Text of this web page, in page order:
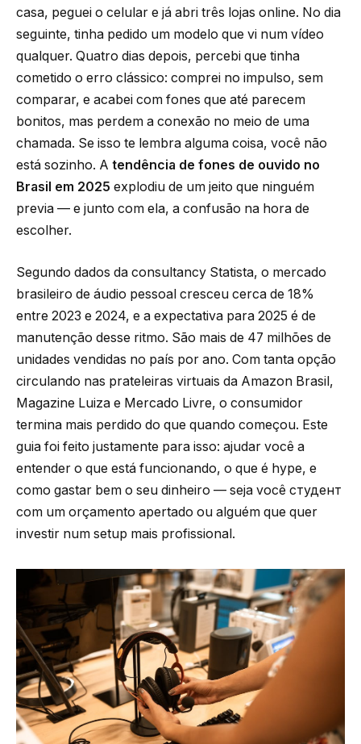
casa, peguei o celular e já abri três lojas online. No dia
seguinte, tinha pedido um modelo que vi num vídeo
qualquer. Quatro dias depois, percebi que tinha
cometido o erro clássico: comprei no impulso, sem
comparar, e acabei com fones que até parecem
bonitos, mas perdem a conexão no meio de uma
chamada. Se isso te lembra alguma coisa, você não
está sozinho. A tendência de fones de ouvido no
Brasil em 2025 explodiu de um jeito que ninguém
previa — e junto com ela, a confusão na hora de
escolher.
Segundo dados da consultancy Statista, o mercado
brasileiro de áudio pessoal cresceu cerca de 18%
entre 2023 e 2024, e a expectativa para 2025 é de
manutenção desse ritmo. São mais de 47 milhões de
unidades vendidas no país por ano. Com tanta opção
circulando nas prateleiras virtuais da Amazon Brasil,
Magazine Luiza e Mercado Livre, o consumidor
termina mais perdido do que quando começou. Este
guia foi feito justamente para isso: ajudar você a
entender o que está funcionando, o que é hype, e
como gastar bem o seu dinheiro — seja você студент
com um orçamento apertado ou alguém que quer
investir num setup mais profissional.